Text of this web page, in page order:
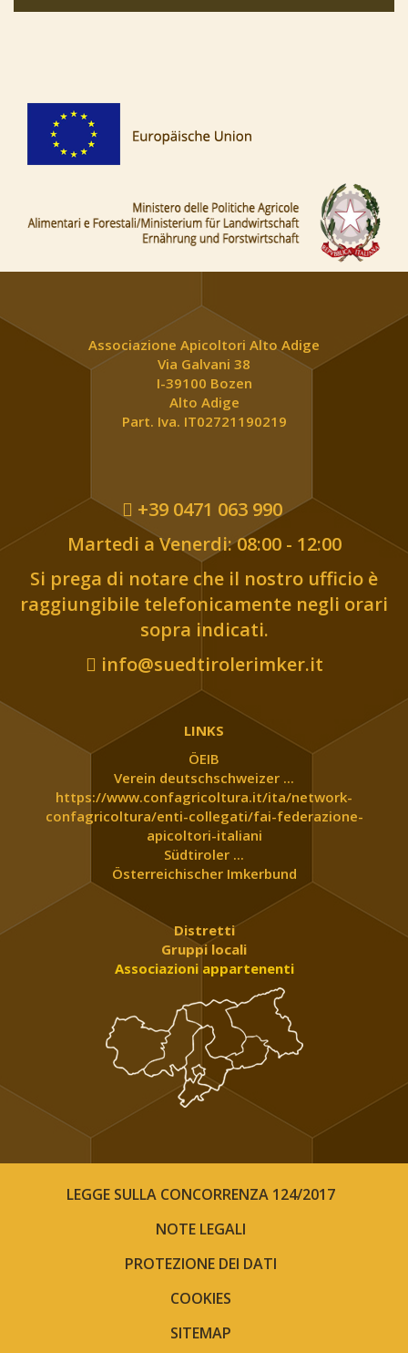
Associazione Apicoltori Alto Adige
Via Galvani 38
I-39100 Bozen
Alto Adige
Part. Iva. IT02721190219
+39 0471 063 990
Martedi a Venerdi: 08:00 - 12:00
Si prega di notare che il nostro ufficio è
raggiungibile telefonicamente negli orari
sopra indicati.
info@suedtirolerimker.it
LINKS
ÖEIB
Verein deutschschweizer ...
https://www.confagricoltura.it/ita/network-
confagricoltura/enti-collegati/fai-federazione-
apicoltori-italiani
Südtiroler ...
Österreichischer Imkerbund
Distretti
Gruppi locali
Associazioni appartenenti
LEGGE SULLA CONCORRENZA 124/2017
NOTE LEGALI
PROTEZIONE DEI DATI
COOKIES
SITEMAP